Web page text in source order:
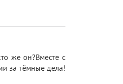
же он?Вместе с
за тёмные дела!